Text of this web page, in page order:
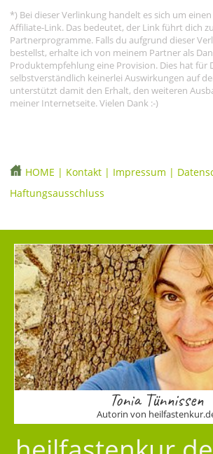
*) Bei dieser Verlinkung handelt es sich um
Affiliate-Link. Das bedeutet, der Link führt dich
Partnerprogramme. Falls du aufgrund dieser
bestellst, erhalte ich von meinem Partner als
Produktempfehlung eine Provision. Dies hat für
selbstverständlich keinerlei Auswirkungen auf
unterstützt damit den Erhalt, den weiteren
meiner Internetseite. Vielen Dank :-)
HOME | Kontakt | Impressum |
Haftungsausschluss
Tonia Tünnissen
Autorin von